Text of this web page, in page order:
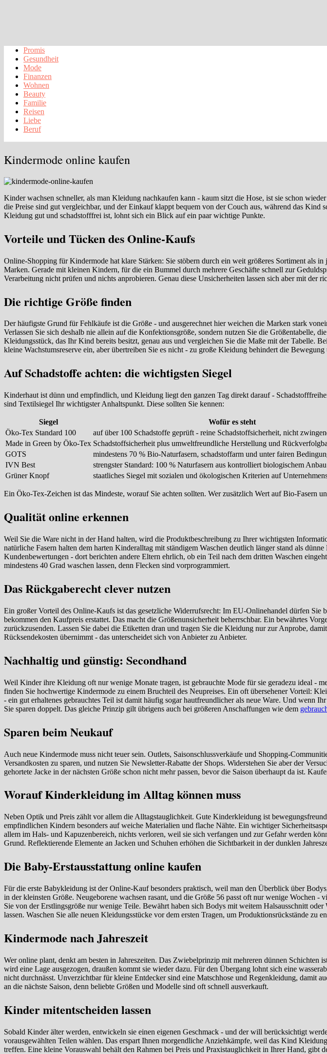
Promis
Gesundheit
Mode
Finanzen
Wohnen
Beauty
Familie
Reisen
Liebe
Beruf
Kindermode online kaufen
Kinder wachsen schneller, als man Kleidung nachkaufen kann - kaum sitzt die Hose, ist sie schon
die Preise sind gut vergleichbar, und der Einkauf klappt bequem von der Couch aus, während das
Kleidung gut und schadstofffrei ist, lohnt sich ein Blick auf ein paar wichtige Punkte.
Vorteile und Tücken des Online-Kaufs
Online-Shopping für Kindermode hat klare Stärken: Sie stöbern durch ein weit größeres Sortiment als
Marken. Gerade mit kleinen Kindern, für die ein Bummel durch mehrere Geschäfte schnell zur
Verarbeitung nicht prüfen und nichts anprobieren. Genau diese Unsicherheiten lassen sich aber mit der
Die richtige Größe finden
Der häufigste Grund für Fehlkäufe ist die Größe - und ausgerechnet hier weichen die Marken stark
Verlassen Sie sich deshalb nie allein auf die Konfektionsgröße, sondern nutzen Sie die Größentabelle,
Kleidungsstück, das Ihr Kind bereits besitzt, genau aus und vergleichen Sie die Maße mit der Tabelle.
kleine Wachstumsreserve ein, aber übertreiben Sie es nicht - zu große Kleidung behindert die
Auf Schadstoffe achten: die wichtigsten Siegel
Kinderhaut ist dünn und empfindlich, und Kleidung liegt den ganzen Tag direkt darauf -
sind Textilsiegel Ihr wichtigster Anhaltspunkt. Diese sollten Sie kennen:
Siegel
Wofür es steht
Öko-Tex Standard 100
auf über 100 Schadstoffe geprüft - reine Schadstoffsicherheit, nicht
Made in Green by Öko-Tex Schadstoffsicherheit plus umweltfreundliche Herstellung und
GOTS
mindestens 70 % Bio-Naturfasern, schadstoffarm und unter fairen
IVN Best
strengster Standard: 100 % Naturfasern aus kontrolliert biologischem Anbau
Grüner Knopf
staatliches Siegel mit sozialen und ökologischen Kriterien auf
Ein Öko-Tex-Zeichen ist das Mindeste, worauf Sie achten sollten. Wer zusätzlich Wert auf Bio-Fasern
Qualität online erkennen
Weil Sie die Ware nicht in der Hand halten, wird die Produktbeschreibung zu Ihrer wichtigsten
natürliche Fasern halten dem harten Kinderalltag mit ständigem Waschen deutlich länger stand als
Kundenbewertungen - dort berichten andere Eltern ehrlich, ob ein Teil nach dem dritten Waschen
mindestens 40 Grad waschen lassen, denn Flecken sind vorprogrammiert.
Das Rückgaberecht clever nutzen
Ein großer Vorteil des Online-Kaufs ist das gesetzliche Widerrufsrecht: Im EU-Onlinehandel dürfen
bekommen den Kaufpreis erstattet. Das macht die Größenunsicherheit beherrschbar. Ein bewährtes
zurückzusenden. Lassen Sie dabei die Etiketten dran und tragen Sie die Kleidung nur zur Anprobe,
Rücksendekosten übernimmt - das unterscheidet sich von Anbieter zu Anbieter.
Nachhaltig und günstig: Secondhand
Weil Kinder ihre Kleidung oft nur wenige Monate tragen, ist gebrauchte Mode für sie geradezu ideal -
finden Sie hochwertige Kindermode zu einem Bruchteil des Neupreises. Ein oft übersehener Vorteil:
- ein gut erhaltenes gebrauchtes Teil ist damit häufig sogar hautfreundlicher als neue Ware. Und wenn
Sie sparen doppelt. Das gleiche Prinzip gilt übrigens auch bei größeren Anschaffungen wie dem
Sparen beim Neukauf
Auch neue Kindermode muss nicht teuer sein. Outlets, Saisonschlussverkäufe und Shopping-
Versandkosten zu sparen, und nutzen Sie Newsletter-Rabatte der Shops. Widerstehen Sie aber der
gehortete Jacke in der nächsten Größe schon nicht mehr passen, bevor die Saison überhaupt da ist.
Worauf Kinderkleidung im Alltag können muss
Neben Optik und Preis zählt vor allem die Alltagstauglichkeit. Gute Kinderkleidung ist
empfindlichen Kindern besonders auf weiche Materialien und flache Nähte. Ein wichtiger
allem im Hals- und Kapuzenbereich, nichts verloren, weil sie sich verfangen und zur Gefahr werden
Grund. Reflektierende Elemente an Jacken und Schuhen erhöhen die Sichtbarkeit in der dunklen
Die Baby-Erstausstattung online kaufen
Für die erste Babykleidung ist der Online-Kauf besonders praktisch, weil man den Überblick über
in der kleinsten Größe. Neugeborene wachsen rasant, und die Größe 56 passt oft nur wenige Wochen
Sie von der Erstlingsgröße nur wenige Teile. Bewährt haben sich Bodys mit weitem Halsausschnitt
lassen. Waschen Sie alle neuen Kleidungsstücke vor dem ersten Tragen, um Produktionsrückstände zu
Kindermode nach Jahreszeit
Wer online plant, denkt am besten in Jahreszeiten. Das Zwiebelprinzip mit mehreren dünnen
wird eine Lage ausgezogen, draußen kommt sie wieder dazu. Für den Übergang lohnt sich eine
nicht durchnässt. Unverzichtbar für kleine Entdecker sind eine Matschhose und Regenkleidung, damit
an die nächste Saison, denn beliebte Größen und Modelle sind oft schnell ausverkauft.
Kinder mitentscheiden lassen
Sobald Kinder älter werden, entwickeln sie einen eigenen Geschmack - und der will berücksichtigt
vorausgewählten Teilen wählen. Das erspart Ihnen morgendliche Anziehkämpfe, weil das Kind
treffen. Eine kleine Vorauswahl behält den Rahmen bei Preis und Praxistauglichkeit in Ihrer Hand, gibt